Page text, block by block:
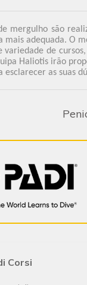
mergulho são
mais adequada. O
variedade de
Haliotis irão
esclarecer as suas
Corsi